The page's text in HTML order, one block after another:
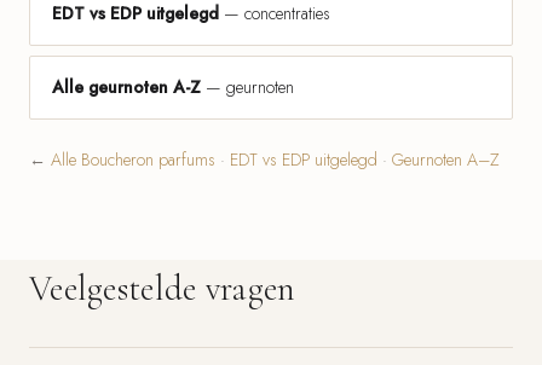
EDT vs EDP uitgelegd — concentraties
Alle geurnoten A-Z — geurnoten
← Alle Boucheron parfums · EDT vs EDP uitgelegd · Geurnoten A–Z
Veelgestelde vragen